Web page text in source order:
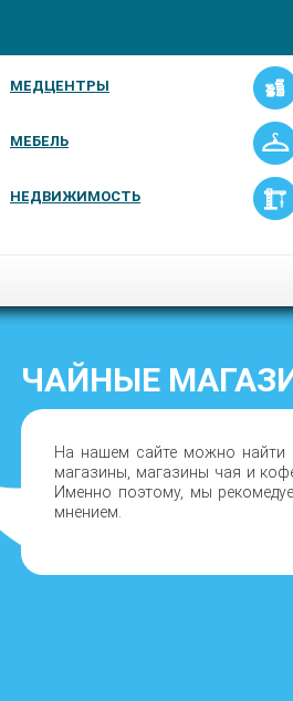
МЕДЦЕНТРЫ
МЕБЕЛЬ
НЕДВИЖИМОСТЬ
ЧАЙНЫЕ
На нашем сайте можно найти
магазины, магазины чая и
Именно поэтому, мы
мнением.